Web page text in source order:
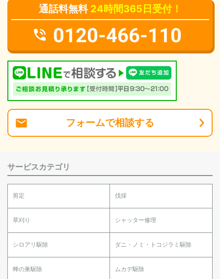
通話料無料 24時間365日受付！
0120-466-110
フォームで相談する
サービスカテゴリ
剪定 伐採
草刈り シャッター修理
シロアリ駆除 ダニ・ノミ・トコジラミ駆除
蜂の巣駆除 ムカデ駆除